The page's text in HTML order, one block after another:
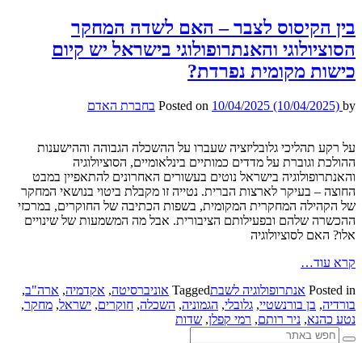
בין הקיסוס לצבר – האם לשדה המחקר
הסוציולוגי והאנתרופולוגי בישראל יש קיום
כישות מקומית נפרדת?
Posted on 10/04/2025 (10/04/2025) by בחברת האדם
על רקע תהליכי גלובליזציה שעברו על ההשכלה הגבוהה וההישענות
ההולכת וגוברת על מדדים כמותיים בינלאומיים, הסוציולוגיה
והאנתרופולוגיה בישראל נוטים בעשורים האחרונים להתאפיין במבט
החוצה – בעיקר לארצות הברית. נטייה זו מקבלת ביטוי בנושאי המחקר
של הקהילה המחקרית המקומית, בשפות הכתיבה של החוקרים, במרכזי
ההכשרה שלהם ובפעילותם הציבורית. אבל מה המשמעות של שינויים
אלו? האם לסוציולוגיה
קרא עוד…
Posted in אנתרופולוגיה לשבתTagged אוניברסיטה, אקדמיה, ארה"ב,
בורדיה, בן בורנשטיי, גלובלי, הגמוניה, השכלה, חוקרים, ישראל, מחקר,
נטע כהנא, ניר רותם, רמי קפלן, שדות